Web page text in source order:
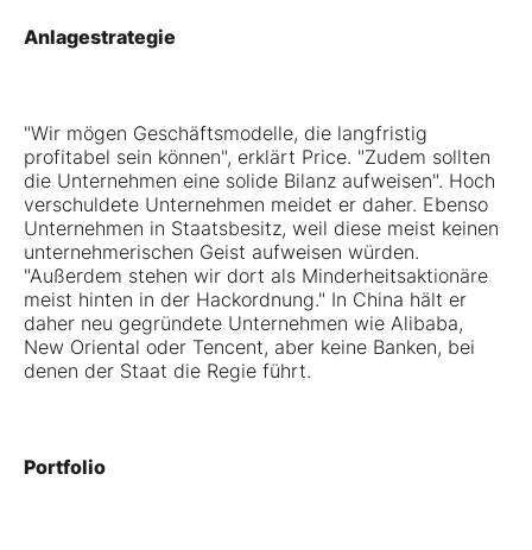
Anlagestrategie
"Wir mögen Geschäftsmodelle, die langfristig
profitabel sein können", erklärt Price. "Zudem sollten
die Unternehmen eine solide Bilanz aufweisen". Hoch
verschuldete Unternehmen meidet er daher. Ebenso
Unternehmen in Staatsbesitz, weil diese meist keinen
unternehmerischen Geist aufweisen würden.
"Außerdem stehen wir dort als Minderheitsaktionäre
meist hinten in der Hackordnung." In China hält er
daher neu gegründete Unternehmen wie Alibaba,
New Oriental oder Tencent, aber keine Banken, bei
denen der Staat die Regie führt.
Portfolio